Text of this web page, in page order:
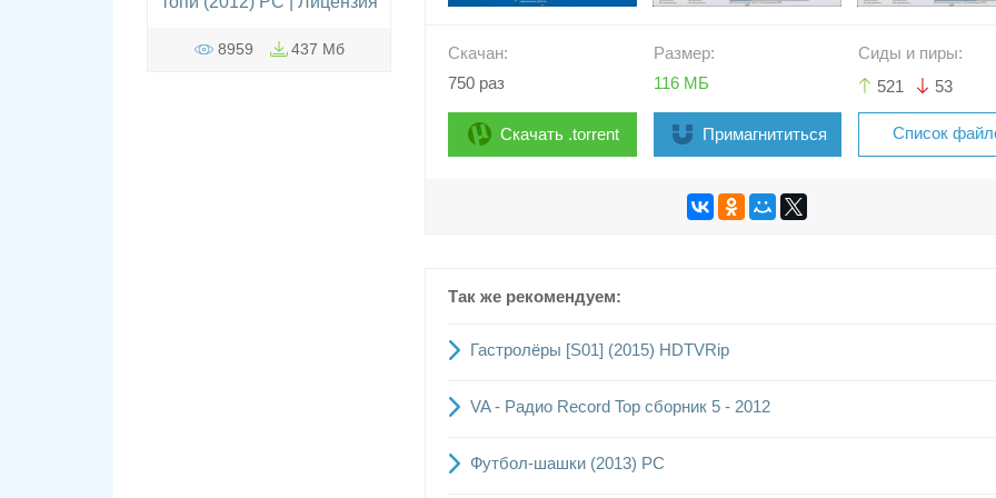
Скачан:
750 раз
Скачать .torrent
Размер:
116 МБ
Примагнититься
Сиды и пиры:
521
53
Список
Так же рекомендуем:
Гастролёры [S01] (2015) HDTVRip
VA - Радио Record Top сборник 5 - 2012
Футбол-шашки (2013) PC
8959 437 Мб